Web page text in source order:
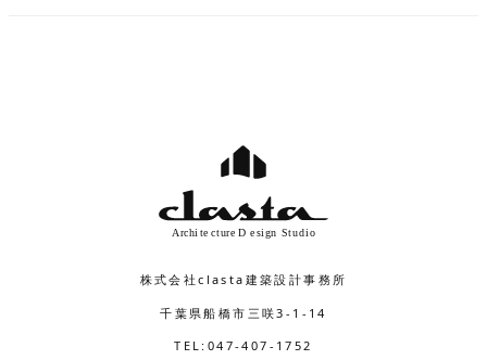
株式会社clasta建築設計事務所
千葉県船橋市三咲3-1-14
TEL:047-407-1752